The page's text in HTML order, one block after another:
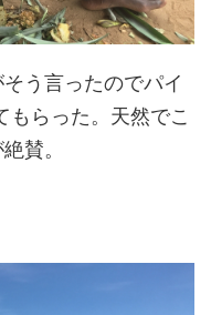
う言ったのでパイ
らった。天然でこ
賛。